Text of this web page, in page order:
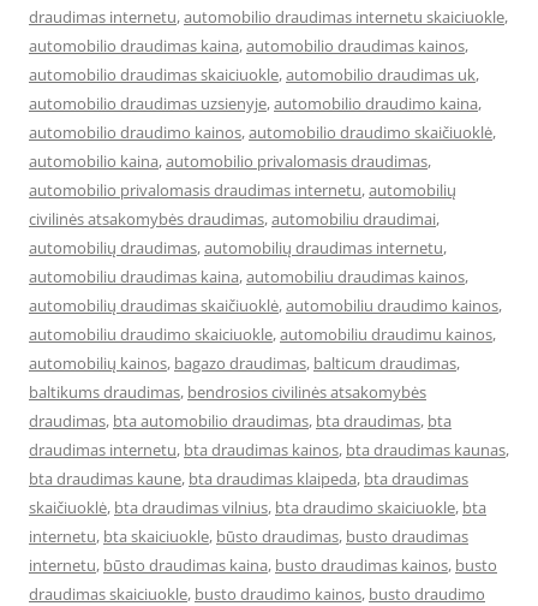
draudimas internetu,automobilio draudimas internetu skaiciuokle,
automobilio draudimas kaina,automobilio draudimas kainos,
automobilio draudimas skaiciuokle,automobilio draudimas uk,
automobilio draudimas uzsienyje,automobilio draudimo kaina,
automobilio draudimo kainos,automobilio draudimo skaičiuoklė,
automobilio kaina,automobilio privalomasis draudimas,
automobilio privalomasis draudimas internetu,automobilių
civilinės atsakomybės draudimas,automobiliu draudimai,
automobilių draudimas,automobilių draudimas internetu,
automobiliu draudimas kaina,automobiliu draudimas kainos,
automobilių draudimas skaičiuoklė,automobiliu draudimo kainos,
automobiliu draudimo skaiciuokle,automobiliu draudimu kainos,
automobilių kainos, bagazo draudimas, balticum draudimas,
baltikums draudimas, bendrosios civilinės atsakomybės
draudimas, bta automobilio draudimas, bta draudimas, bta
draudimas internetu, bta draudimas kainos, bta draudimas kaunas,
bta draudimas kaune, bta draudimas klaipeda, bta draudimas
skaičiuoklė, bta draudimas vilnius, bta draudimo skaiciuokle, bta
internetu, bta skaiciuokle, būsto draudimas, busto draudimas
internetu, būsto draudimas kaina, busto draudimas kainos, busto
draudimas skaiciuokle, busto draudimo kainos, busto draudimo